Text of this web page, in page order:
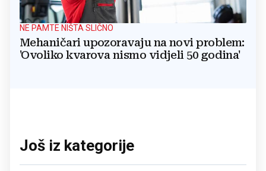
NE PAMTE NIŠTA SLIČNO
Mehaničari upozoravaju na novi problem:
'Ovoliko kvarova nismo vidjeli 50 godina'
Još iz kategorije